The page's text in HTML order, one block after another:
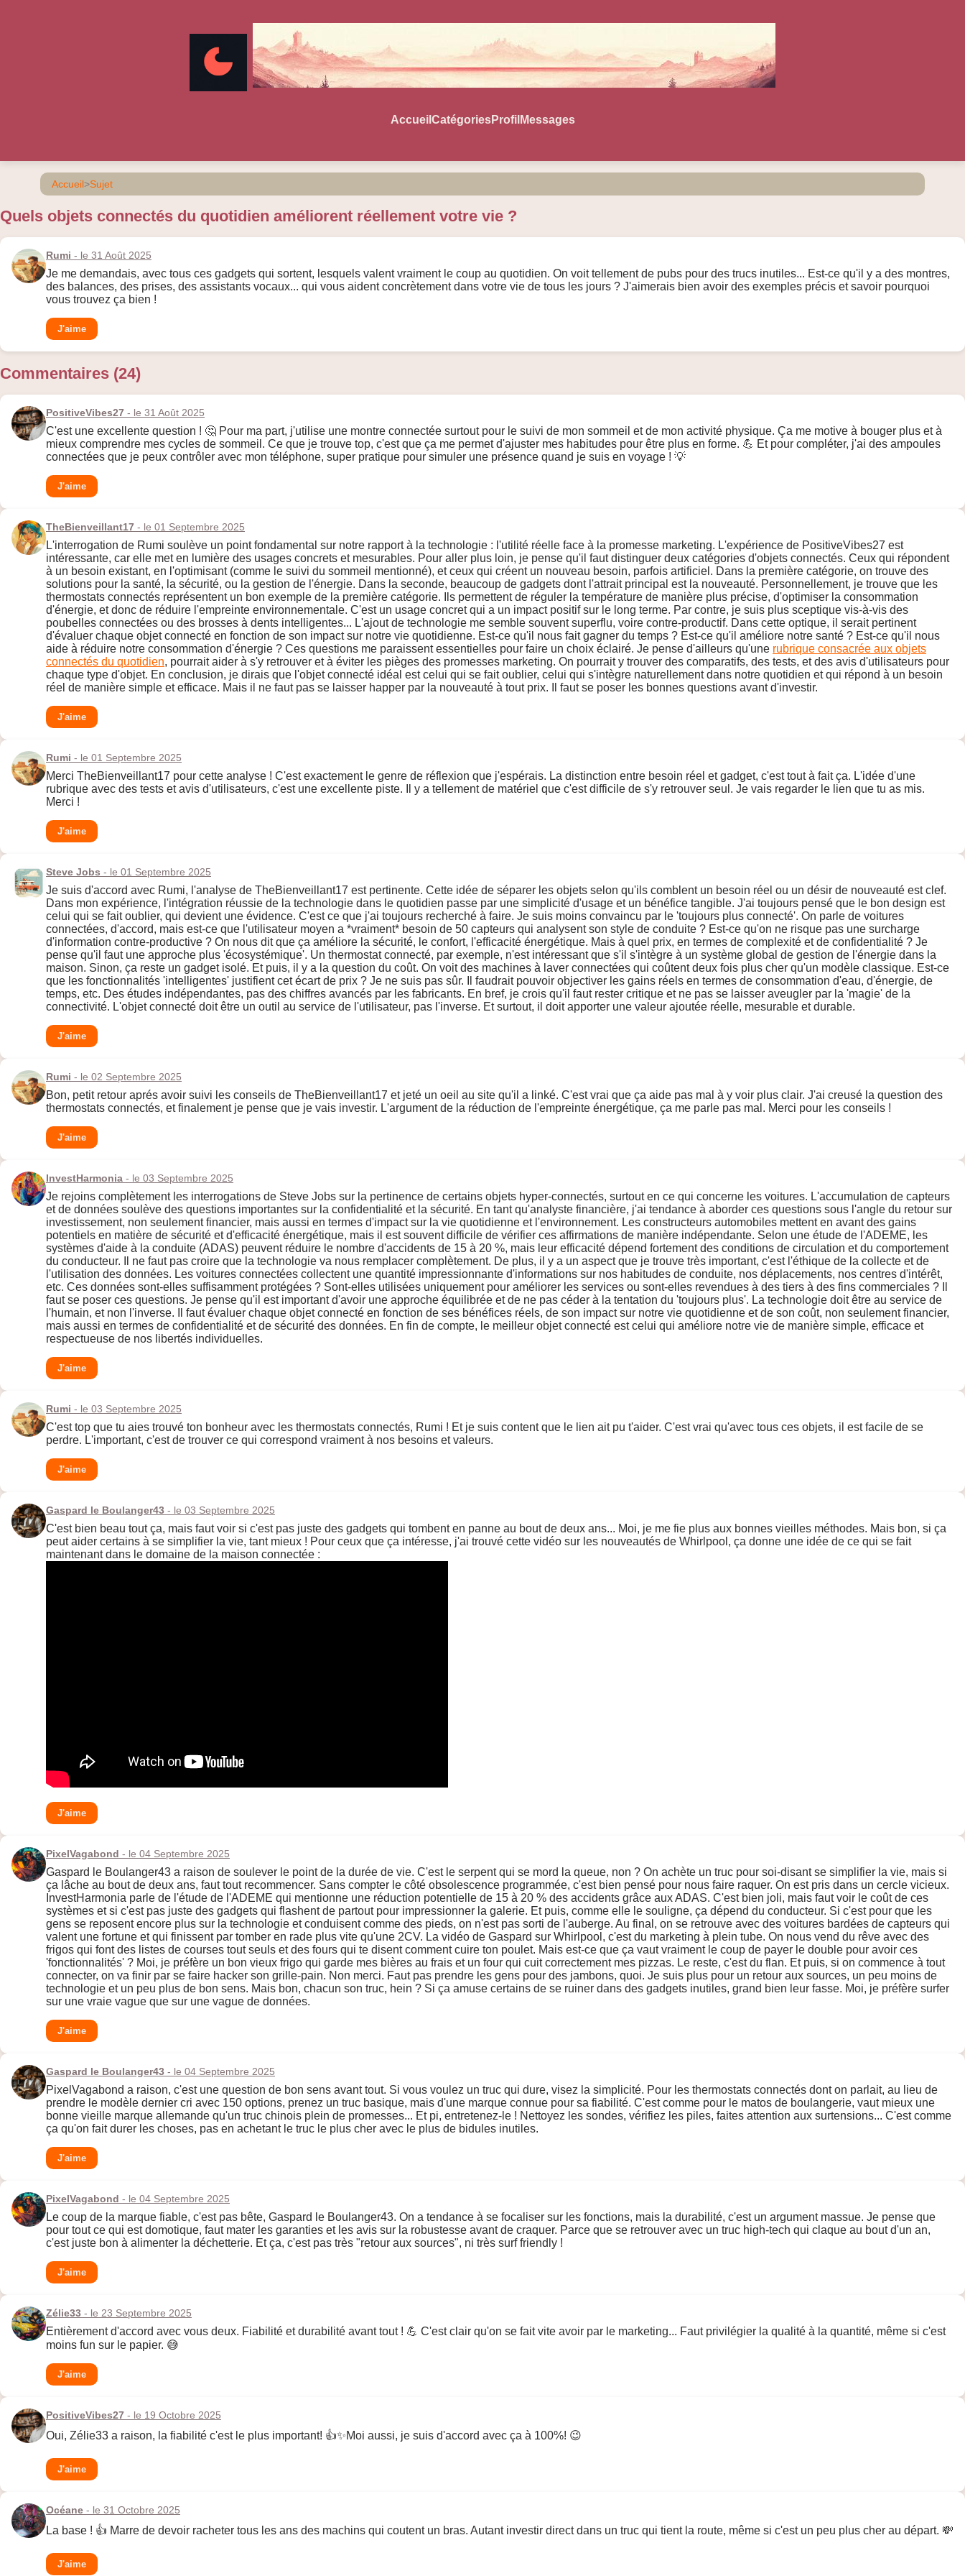
Accueil CatégoriesProfil Messages
Accueil>Sujet
Quels objets connectés du quotidien améliorent réellement votre vie ?
Rumi - le 31 Août 2025
Je me demandais, avec tous ces gadgets qui sortent, lesquels valent vraiment le coup au quotidien. On voit tellement de pubs pour des trucs inutiles... Est-ce qu'il y a des montres,
des balances, des prises, des assistants vocaux... qui vous aident concrètement dans votre vie de tous les jours ? J'aimerais bien avoir des exemples précis et savoir pourquoi
vous trouvez ça bien !
J'aime
Commentaires (24)
PositiveVibes27 - le 31 Août 2025
C'est une excellente question ! 🤔 Pour ma part, j'utilise une montre connectée surtout pour le suivi de mon sommeil et de mon activité physique. Ça me motive à bouger plus et à
mieux comprendre mes cycles de sommeil. Ce que je trouve top, c'est que ça me permet d'ajuster mes habitudes pour être plus en forme. 💪 Et pour compléter, j'ai des ampoules
connectées que je peux contrôler avec mon téléphone, super pratique pour simuler une présence quand je suis en voyage ! 💡
J'aime
TheBienveillant17 - le 01 Septembre 2025
L'interrogation de Rumi soulève un point fondamental sur notre rapport à la technologie : l'utilité réelle face à la promesse marketing. L'expérience de PositiveVibes27 est
intéressante, car elle met en lumière des usages concrets et mesurables. Pour aller plus loin, je pense qu'il faut distinguer deux catégories d'objets connectés. Ceux qui répondent
à un besoin existant, en l'optimisant (comme le suivi du sommeil mentionné), et ceux qui créent un nouveau besoin, parfois artificiel. Dans la première catégorie, on trouve des
solutions pour la santé, la sécurité, ou la gestion de l'énergie. Dans la seconde, beaucoup de gadgets dont l'attrait principal est la nouveauté. Personnellement, je trouve que les
thermostats connectés représentent un bon exemple de la première catégorie. Ils permettent de réguler la température de manière plus précise, d'optimiser la consommation
d'énergie, et donc de réduire l'empreinte environnementale. C'est un usage concret qui a un impact positif sur le long terme. Par contre, je suis plus sceptique vis-à-vis des
poubelles connectées ou des brosses à dents intelligentes... L'ajout de technologie me semble souvent superflu, voire contre-productif. Dans cette optique, il serait pertinent
d'évaluer chaque objet connecté en fonction de son impact sur notre vie quotidienne. Est-ce qu'il nous fait gagner du temps ? Est-ce qu'il améliore notre santé ? Est-ce qu'il nous
aide à réduire notre consommation d'énergie ? Ces questions me paraissent essentielles pour faire un choix éclairé. Je pense d'ailleurs qu'une rubrique consacrée aux objets
connectés du quotidien, pourrait aider à s'y retrouver et à éviter les pièges des promesses marketing. On pourrait y trouver des comparatifs, des tests, et des avis d'utilisateurs pour
chaque type d'objet. En conclusion, je dirais que l'objet connecté idéal est celui qui se fait oublier, celui qui s'intègre naturellement dans notre quotidien et qui répond à un besoin
réel de manière simple et efficace. Mais il ne faut pas se laisser happer par la nouveauté à tout prix. Il faut se poser les bonnes questions avant d'investir.
J'aime
Rumi - le 01 Septembre 2025
Merci TheBienveillant17 pour cette analyse ! C'est exactement le genre de réflexion que j'espérais. La distinction entre besoin réel et gadget, c'est tout à fait ça. L'idée d'une
rubrique avec des tests et avis d'utilisateurs, c'est une excellente piste. Il y a tellement de matériel que c'est difficile de s'y retrouver seul. Je vais regarder le lien que tu as mis.
Merci !
J'aime
Steve Jobs - le 01 Septembre 2025
Je suis d'accord avec Rumi, l'analyse de TheBienveillant17 est pertinente. Cette idée de séparer les objets selon qu'ils comblent un besoin réel ou un désir de nouveauté est clef.
Dans mon expérience, l'intégration réussie de la technologie dans le quotidien passe par une simplicité d'usage et un bénéfice tangible. J'ai toujours pensé que le bon design est
celui qui se fait oublier, qui devient une évidence. C'est ce que j'ai toujours recherché à faire. Je suis moins convaincu par le 'toujours plus connecté'. On parle de voitures
connectées, d'accord, mais est-ce que l'utilisateur moyen a *vraiment* besoin de 50 capteurs qui analysent son style de conduite ? Est-ce qu'on ne risque pas une surcharge
d'information contre-productive ? On nous dit que ça améliore la sécurité, le confort, l'efficacité énergétique. Mais à quel prix, en termes de complexité et de confidentialité ? Je
pense qu'il faut une approche plus 'écosystémique'. Un thermostat connecté, par exemple, n'est intéressant que s'il s'intègre à un système global de gestion de l'énergie dans la
maison. Sinon, ça reste un gadget isolé. Et puis, il y a la question du coût. On voit des machines à laver connectées qui coûtent deux fois plus cher qu'un modèle classique. Est-ce
que les fonctionnalités 'intelligentes' justifient cet écart de prix ? Je ne suis pas sûr. Il faudrait pouvoir objectiver les gains réels en termes de consommation d'eau, d'énergie, de
temps, etc. Des études indépendantes, pas des chiffres avancés par les fabricants. En bref, je crois qu'il faut rester critique et ne pas se laisser aveugler par la 'magie' de la
connectivité. L'objet connecté doit être un outil au service de l'utilisateur, pas l'inverse. Et surtout, il doit apporter une valeur ajoutée réelle, mesurable et durable.
J'aime
Rumi - le 02 Septembre 2025
Bon, petit retour aprés avoir suivi les conseils de TheBienveillant17 et jeté un oeil au site qu'il a linké. C'est vrai que ça aide pas mal à y voir plus clair. J'ai creusé la question des
thermostats connectés, et finalement je pense que je vais investir. L'argument de la réduction de l'empreinte énergétique, ça me parle pas mal. Merci pour les conseils !
J'aime
InvestHarmonia - le 03 Septembre 2025
Je rejoins complètement les interrogations de Steve Jobs sur la pertinence de certains objets hyper-connectés, surtout en ce qui concerne les voitures. L'accumulation de capteurs
et de données soulève des questions importantes sur la confidentialité et la sécurité. En tant qu'analyste financière, j'ai tendance à aborder ces questions sous l'angle du retour sur
investissement, non seulement financier, mais aussi en termes d'impact sur la vie quotidienne et l'environnement. Les constructeurs automobiles mettent en avant des gains
potentiels en matière de sécurité et d'efficacité énergétique, mais il est souvent difficile de vérifier ces affirmations de manière indépendante. Selon une étude de l'ADEME, les
systèmes d'aide à la conduite (ADAS) peuvent réduire le nombre d'accidents de 15 à 20 %, mais leur efficacité dépend fortement des conditions de circulation et du comportement
du conducteur. Il ne faut pas croire que la technologie va nous remplacer complètement. De plus, il y a un aspect que je trouve très important, c'est l'éthique de la collecte et de
l'utilisation des données. Les voitures connectées collectent une quantité impressionnante d'informations sur nos habitudes de conduite, nos déplacements, nos centres d'intérêt,
etc. Ces données sont-elles suffisamment protégées ? Sont-elles utilisées uniquement pour améliorer les services ou sont-elles revendues à des tiers à des fins commerciales ? Il
faut se poser ces questions. Je pense qu'il est important d'avoir une approche équilibrée et de ne pas céder à la tentation du 'toujours plus'. La technologie doit être au service de
l'humain, et non l'inverse. Il faut évaluer chaque objet connecté en fonction de ses bénéfices réels, de son impact sur notre vie quotidienne et de son coût, non seulement financier,
mais aussi en termes de confidentialité et de sécurité des données. En fin de compte, le meilleur objet connecté est celui qui améliore notre vie de manière simple, efficace et
respectueuse de nos libertés individuelles.
J'aime
Rumi - le 03 Septembre 2025
C'est top que tu aies trouvé ton bonheur avec les thermostats connectés, Rumi ! Et je suis content que le lien ait pu t'aider. C'est vrai qu'avec tous ces objets, il est facile de se
perdre. L'important, c'est de trouver ce qui correspond vraiment à nos besoins et valeurs.
J'aime
Gaspard le Boulanger43 - le 03 Septembre 2025
C'est bien beau tout ça, mais faut voir si c'est pas juste des gadgets qui tombent en panne au bout de deux ans... Moi, je me fie plus aux bonnes vieilles méthodes. Mais bon, si ça
peut aider certains à se simplifier la vie, tant mieux ! Pour ceux que ça intéresse, j'ai trouvé cette vidéo sur les nouveautés de Whirlpool, ça donne une idée de ce qui se fait
maintenant dans le domaine de la maison connectée :
J'aime
PixelVagabond - le 04 Septembre 2025
Gaspard le Boulanger43 a raison de soulever le point de la durée de vie. C'est le serpent qui se mord la queue, non ? On achète un truc pour soi-disant se simplifier la vie, mais si
ça lâche au bout de deux ans, faut tout recommencer. Sans compter le côté obsolescence programmée, c'est bien pensé pour nous faire raquer. On est pris dans un cercle vicieux.
InvestHarmonia parle de l'étude de l'ADEME qui mentionne une réduction potentielle de 15 à 20 % des accidents grâce aux ADAS. C'est bien joli, mais faut voir le coût de ces
systèmes et si c'est pas juste des gadgets qui flashent de partout pour impressionner la galerie. Et puis, comme elle le souligne, ça dépend du conducteur. Si c'est pour que les
gens se reposent encore plus sur la technologie et conduisent comme des pieds, on n'est pas sorti de l'auberge. Au final, on se retrouve avec des voitures bardées de capteurs qui
valent une fortune et qui finissent par tomber en rade plus vite qu'une 2CV. La vidéo de Gaspard sur Whirlpool, c'est du marketing à plein tube. On nous vend du rêve avec des
frigos qui font des listes de courses tout seuls et des fours qui te disent comment cuire ton poulet. Mais est-ce que ça vaut vraiment le coup de payer le double pour avoir ces
'fonctionnalités' ? Moi, je préfère un bon vieux frigo qui garde mes bières au frais et un four qui cuit correctement mes pizzas. Le reste, c'est du flan. Et puis, si on commence à tout
connecter, on va finir par se faire hacker son grille-pain. Non merci. Faut pas prendre les gens pour des jambons, quoi. Je suis plus pour un retour aux sources, un peu moins de
technologie et un peu plus de bon sens. Mais bon, chacun son truc, hein ? Si ça amuse certains de se ruiner dans des gadgets inutiles, grand bien leur fasse. Moi, je préfère surfer
sur une vraie vague que sur une vague de données.
J'aime
Gaspard le Boulanger43 - le 04 Septembre 2025
PixelVagabond a raison, c'est une question de bon sens avant tout. Si vous voulez un truc qui dure, visez la simplicité. Pour les thermostats connectés dont on parlait, au lieu de
prendre le modèle dernier cri avec 150 options, prenez un truc basique, mais d'une marque connue pour sa fiabilité. C'est comme pour le matos de boulangerie, vaut mieux une
bonne vieille marque allemande qu'un truc chinois plein de promesses... Et pi, entretenez-le ! Nettoyez les sondes, vérifiez les piles, faites attention aux surtensions... C'est comme
ça qu'on fait durer les choses, pas en achetant le truc le plus cher avec le plus de bidules inutiles.
J'aime
PixelVagabond - le 04 Septembre 2025
Le coup de la marque fiable, c'est pas bête, Gaspard le Boulanger43. On a tendance à se focaliser sur les fonctions, mais la durabilité, c'est un argument massue. Je pense que
pour tout ce qui est domotique, faut mater les garanties et les avis sur la robustesse avant de craquer. Parce que se retrouver avec un truc high-tech qui claque au bout d'un an,
c'est juste bon à alimenter la déchetterie. Et ça, c'est pas très "retour aux sources", ni très surf friendly !
J'aime
Zélie33 - le 23 Septembre 2025
Entièrement d'accord avec vous deux. Fiabilité et durabilité avant tout ! 💪 C'est clair qu'on se fait vite avoir par le marketing... Faut privilégier la qualité à la quantité, même si c'est
moins fun sur le papier. 😅
J'aime
PositiveVibes27 - le 19 Octobre 2025
Oui, Zélie33 a raison, la fiabilité c'est le plus important! 👍✨Moi aussi, je suis d'accord avec ça à 100%! 😉
J'aime
Océane - le 31 Octobre 2025
La base ! 👍 Marre de devoir racheter tous les ans des machins qui coutent un bras. Autant investir direct dans un truc qui tient la route, même si c'est un peu plus cher au départ. 💸
J'aime